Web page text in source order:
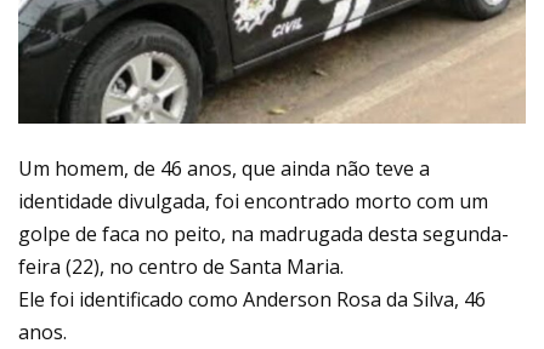
Um homem, de 46 anos, que ainda não teve a
identidade divulgada, foi encontrado morto com um
golpe de faca no peito, na madrugada desta segunda-
feira (22), no centro de Santa Maria.
Ele foi identificado como Anderson Rosa da Silva, 46
anos.